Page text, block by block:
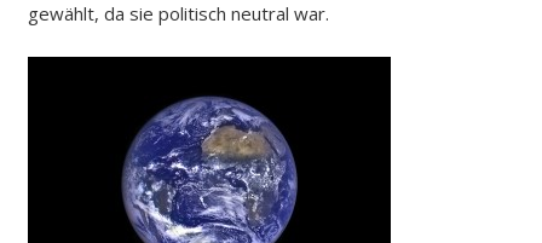
gewählt, da sie politisch neutral war.